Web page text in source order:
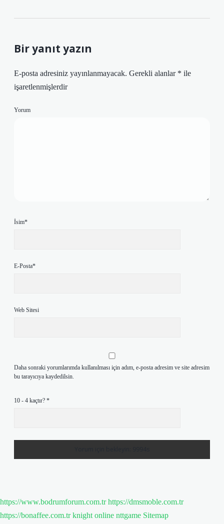
Bir yanıt yazın
E-posta adresiniz yayınlanmayacak. Gerekli alanlar * ile
işaretlenmişlerdir
Yorum
İsim*
E-Posta*
Web Sitesi
Daha sonraki yorumlarımda kullanılması için adım, e-posta adresim ve site adresim
bu tarayıcıya kaydedilsin.
10 - 4 kaçtır? *
https://www.bodrumforum.com.tr https://dmsmoble.com.tr
https://bonaffee.com.tr knight online nttgame Sitemap